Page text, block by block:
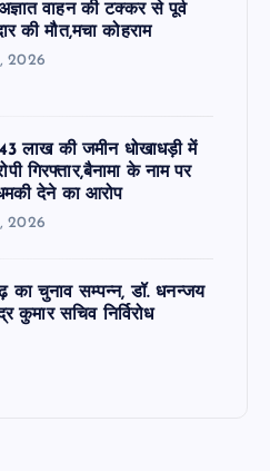
वाहन की टक्कर से पूर्व
की मौत,मचा कोहराम
2026
लाख की जमीन धोखाधड़ी में
गिरफ्तार,बैनामा के नाम पर
देने का आरोप
2026
का चुनाव सम्पन्न, डॉ. धनन्जय
कुमार सचिव निर्विरोध